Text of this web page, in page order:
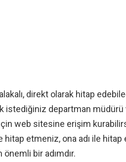
direkt olarak hitap
istediğiniz departman müdürü
web sitesine erişim
etmeniz, ona adı ile
bir adımdır.